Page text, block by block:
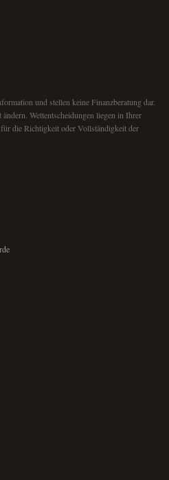
und stellen keine Finanzberatung dar.
Wettentscheidungen liegen in Ihrer
die Richtigkeit oder Vollständigkeit der